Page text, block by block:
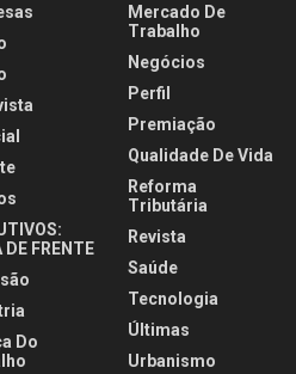
DE FRENTE
Do
Mercado De
Trabalho
Negócios
Perfil
Premiação
Qualidade De Vida
Reforma
Tributária
Revista
Saúde
Tecnologia
Últimas
Urbanismo